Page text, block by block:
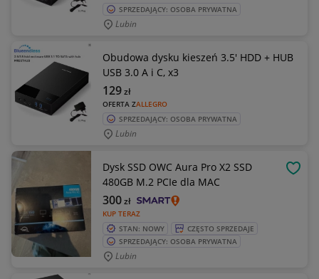
SPRZEDAJĄCY: OSOBA PRYWATNA
Lubin
Obudowa dysku kieszeń 3.5' HDD + HUB
USB 3.0 A i C, x3
OFERTA ZALLEGRO
129zł
SPRZEDAJĄCY: OSOBA PRYWATNA
Lubin
Dysk SSD OWC Aura Pro X2 SSD
480GB M.2 PCIe dla MAC
KUP TERAZ
300zł
STAN: NOWY
CZĘSTO SPRZEDAJE
SPRZEDAJĄCY: OSOBA PRYWATNA
Lubin